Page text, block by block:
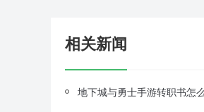
相关新闻
地下城与勇士手游转职书怎